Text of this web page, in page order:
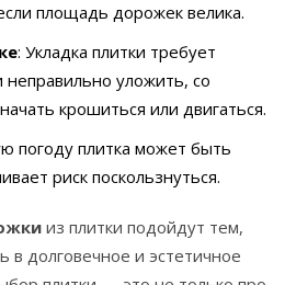
площадь дорожек велика.
: Укладка плитки требует
неправильно уложить, со
крошиться или двигаться.
погоду плитка может быть
риск поскользнуться.
из плитки подойдут тем,
в долговечное и эстетичное